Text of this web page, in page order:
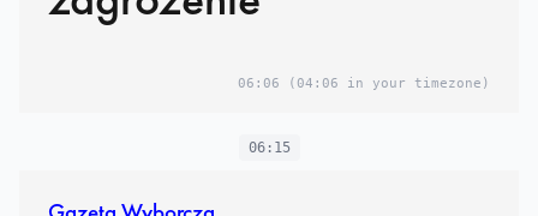
06:06 (04:06 in your timezone)
06:15